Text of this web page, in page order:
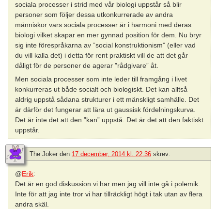
sociala processer i strid med vår biologi uppstår så blir
personer som följer dessa utkonkurrerade av andra
människor vars sociala processer är i harmoni med deras
biologi vilket skapar en mer gynnad position för dem. Nu bryr
sig inte förespråkarna av ”social konstruktionism” (eller vad
du vill kalla det) i detta för rent praktiskt vill de att det går
dåligt för de personer de agerar ”rådgivare” åt.
Men sociala processer som inte leder till framgång i livet
konkurreras ut både socialt och biologiskt. Det kan alltså
aldrig uppstå sådana strukturer i ett mänskligt samhälle. Det
är därför det fungerar att lära ut gaussisk fördelningskurva.
Det är inte det att den ”kan” uppstå. Det är det att den faktiskt
uppstår.
The Joker den 17 december, 2014 kl. 22:36 skrev:
@Erik:
Det är en god diskussion vi har men jag vill inte gå i polemik.
Inte för att jag inte tror vi har tillräckligt högt i tak utan av flera
andra skäl.